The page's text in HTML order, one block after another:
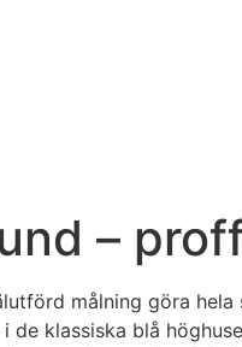
–
målning göra
klassiska blå